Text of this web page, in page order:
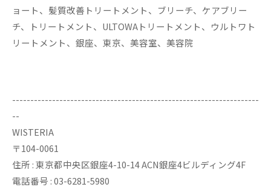
ョート、髪質改善トリートメント、ブリーチ、ケアブリー
チ、トリートメント、ULTOWAトリートメント、ウルトワト
リートメント、銀座、東京、美容室、美容院
--------------------------------------------------------------------
--
WISTERIA
〒104-0061
住所 : 東京都中央区銀座4-10-14 ACN銀座4ビルディング4F
電話番号 : 03-6281-5980